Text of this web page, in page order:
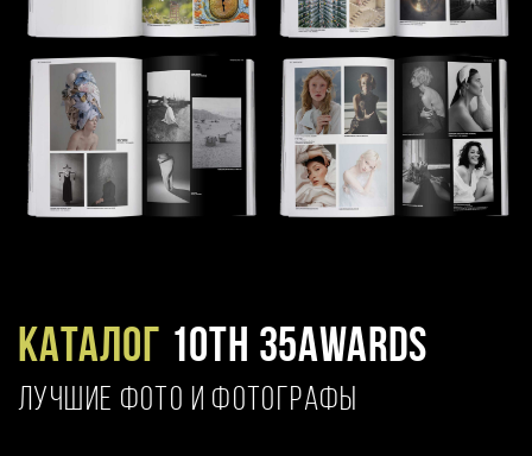
Каталог 10TH 35AWARDS
ЛУЧШИЕ ФОТО И ФОТОГРАФЫ